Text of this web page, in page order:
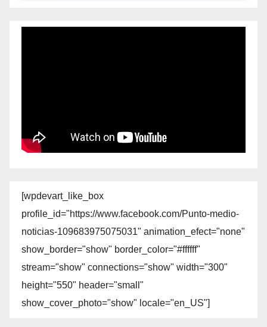
[wpdevart_like_box
profile_id="https://www.facebook.com/Punto-medio-
noticias-109683975075031" animation_efect="none"
show_border="show" border_color="#ffffff"
stream="show" connections="show" width="300"
height="550" header="small"
show_cover_photo="show" locale="en_US"]